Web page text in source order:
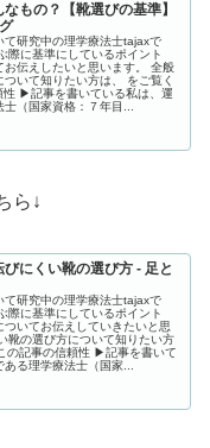
もの？【靴選びの基準】
て研究中の理学療法士tajaxで
際に基準にしているポイント
お伝えしたいと思います。 全般
いて知りたい方は、 をご覧く
性 ▶︎記事を書いている私は、運
（国家資格：７年目...
ら↓
びにくい靴の選び方 - 足と
て研究中の理学療法士tajaxで
際に基準にしているポイント
ついてお伝えしていきたいと思
靴の選び方について知りたい方
の記事の信頼性 ▶︎記事を書いて
る理学療法士（国家...